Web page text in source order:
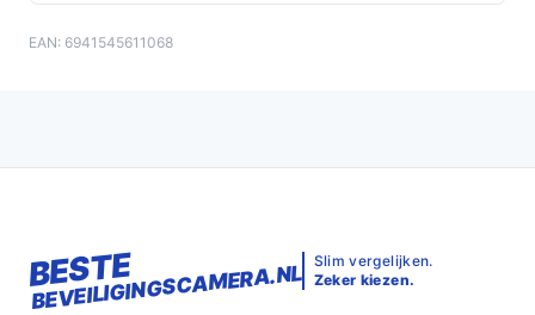
de exacte voedingsopties (accu versus netstroom) en
EAN: 6941545611068
BESTE
BEVEILIGINGSCAMERA.NL Slim vergelijken.
Zeker kiezen.